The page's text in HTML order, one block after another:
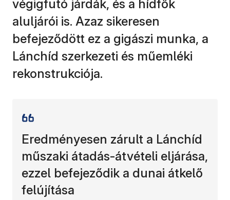
végigfutó járdák, és a hídfők
aluljárói is. Azaz sikeresen
befejeződött ez a gigászi munka, a
Lánchíd szerkezeti és műemléki
rekonstrukciója.
Eredményesen zárult a Lánchíd
műszaki átadás-átvételi eljárása,
ezzel befejeződik a dunai átkelő
felújítása